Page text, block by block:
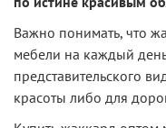
Важно понимать, что
мебели на каждый
представительского
красоты либо для